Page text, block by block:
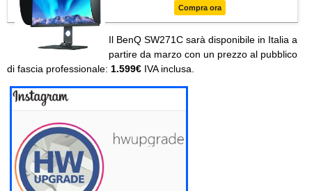
HDMI, calibrazione hardware, altezza
Compra ora
Il BenQ SW271C sarà disponibile in Italia a
partire da marzo con un prezzo al pubblico
di fascia professionale: 1.599€ IVA inclusa.